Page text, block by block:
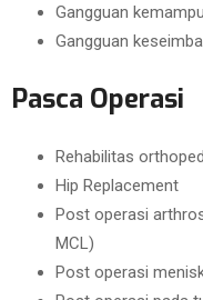
Gangguan
Gangguan
Pasca Operasi
Rehabilitas
Hip Replacement
Post operasi
MCL)
Post operasi